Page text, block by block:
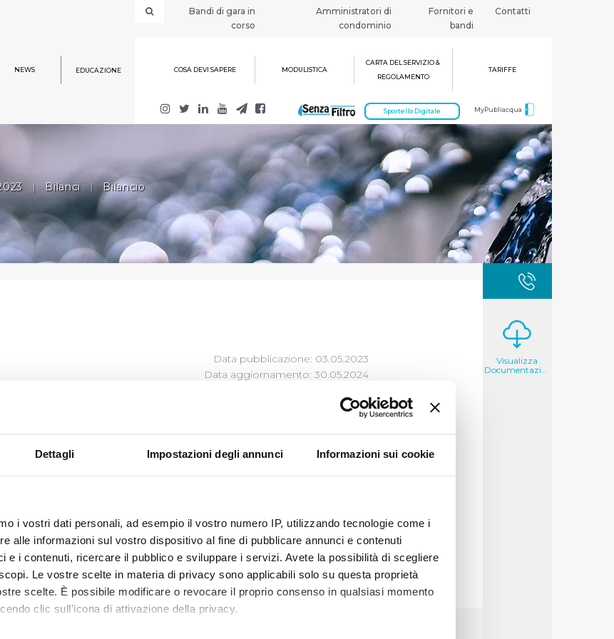
Dettagli Impostazioni degli annunci Informazioni sui cookie
i vostri dati personali, ad esempio il vostro numero IP, utilizzando tecnologie come i
alle informazioni sul vostro dispositivo al fine di pubblicare annunci e contenuti
e i contenuti, ricercare il pubblico e sviluppare i servizi. Avete la possibilità di scegliere
Le vostre scelte in materia di privacy sono applicabili solo su questa proprietà
scelte. È possibile modificare o revocare il proprio consenso in qualsiasi momento
clic sull'icona di attivazione della privacy.
Bandi di gara in
corso
Amministratori di
condominio
Fornitori e
bandi
Contatti
NEWS EDUCAZIONE COSA DEVI SAPERE MODULISTICA
CARTA DEL SERVIZIO &
REGOLAMENTO
TARIFFE
MyPubliacqua
Sportello Digitale
| Bilanci | Bilancio
Data pubblicazione: 03.05.2023
Data aggiornamento: 30.05.2024
Visualizza
Documentazione